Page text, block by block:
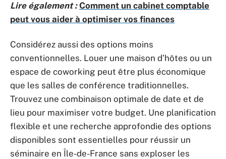
Lire également : Comment un cabinet comptable
peut vous aider à optimiser vos finances
Considérez aussi des options moins
conventionnelles. Louer une maison d’hôtes ou un
espace de coworking peut être plus économique
que les salles de conférence traditionnelles.
Trouvez une combinaison optimale de date et de
lieu pour maximiser votre budget. Une planification
flexible et une recherche approfondie des options
disponibles sont essentielles pour réussir un
séminaire en Île-de-France sans exploser les